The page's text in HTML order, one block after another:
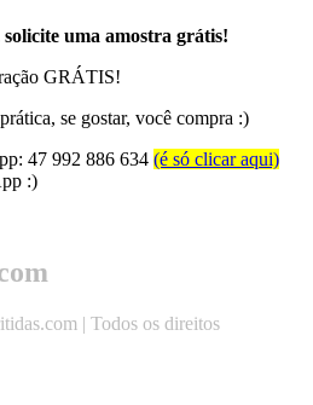
uma amostra grátis!
GRÁTIS!
se gostar, você compra :)
47 992 886 634 (é só clicar aqui)
:)
| Todos os direitos